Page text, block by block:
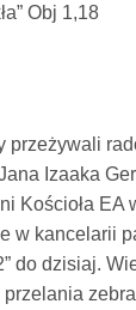
Obj 1,18
przeżywali
Izaaka
Kościoła EA
w kancelarii
do dzisiaj.